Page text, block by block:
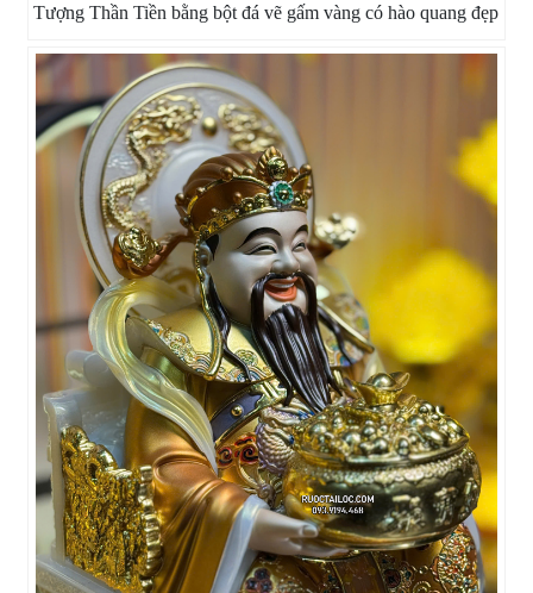
Tượng Thần Tiền bằng bột đá vẽ gấm vàng có hào quang đẹp